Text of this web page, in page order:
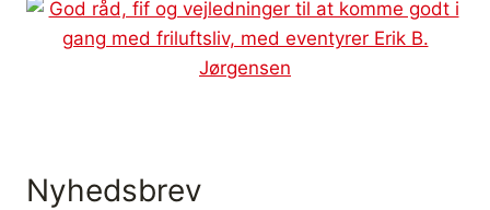
UVENTET
HJÆLP
Nyhedsbrev